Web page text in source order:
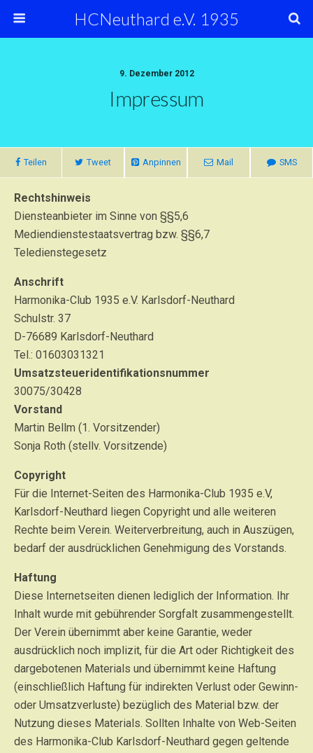
HCNeuthard e.V. 1935
9. Dezember 2012
Impressum
Teilen Tweet Anpinnen Mail SMS
Rechtshinweis
Diensteanbieter im Sinne von §§5,6
Mediendienstestaatsvertrag bzw. §§6,7
Teledienstegesetz
Anschrift
Harmonika-Club 1935 e.V. Karlsdorf-Neuthard
Schulstr. 37
D-76689 Karlsdorf-Neuthard
Tel.: 01603031321
Umsatzsteueridentifikationsnummer
30075/30428
Vorstand
Martin Bellm (1. Vorsitzender)
Sonja Roth (stellv. Vorsitzende)
Copyright
Für die Internet-Seiten des Harmonika-Club 1935 e.V,
Karlsdorf-Neuthard liegen Copyright und alle weiteren
Rechte beim Verein. Weiterverbreitung, auch in Auszügen,
bedarf der ausdrücklichen Genehmigung des Vorstands.
Haftung
Diese Internetseiten dienen lediglich der Information. Ihr
Inhalt wurde mit gebührender Sorgfalt zusammengestellt.
Der Verein übernimmt aber keine Garantie, weder
ausdrücklich noch implizit, für die Art oder Richtigkeit des
dargebotenen Materials und übernimmt keine Haftung
(einschließlich Haftung für indirekten Verlust oder Gewinn-
oder Umsatzverluste) bezüglich des Material bzw. der
Nutzung dieses Materials. Sollten Inhalte von Web-Seiten
des Harmonika-Club Karlsdorf-Neuthard gegen geltende